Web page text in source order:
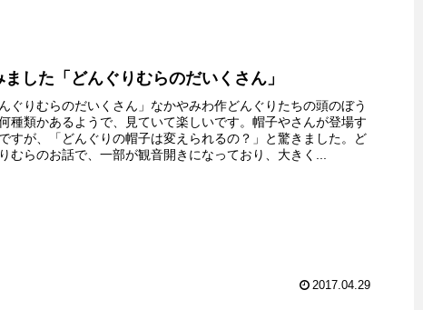
ました「どんぐりむらのだいくさん」
ぐりむらのだいくさん」なかやみわ作どんぐりたちの頭のぼう
種類かあるようで、見ていて楽しいです。帽子やさんが登場す
すが、「どんぐりの帽子は変えられるの？」と驚きました。ど
むらのお話で、一部が観音開きになっており、大きく...
2017.04.29